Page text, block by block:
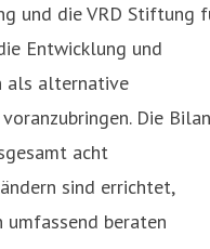
und die VRD Stiftung
Entwicklung und
als alternative
Die
acht
sind errichtet,
beraten